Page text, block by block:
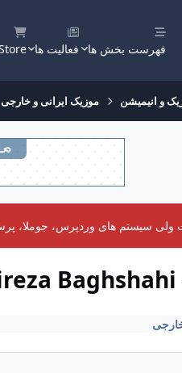
فهرست بخش ها فعالیت ها
و انیمیشن موزیک ایرانی و خارجی
سیستم های وردپرس، جوملا،